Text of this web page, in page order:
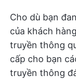
Cho dù bạn
của khách
truyền thông
cấp cho bạn
truyền thông